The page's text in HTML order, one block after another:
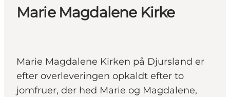
Marie Magdalene Kirke
Marie Magdalene Kirken på Djursland er
efter overleveringen opkaldt efter to
jomfruer, der hed Marie og Magdalene,